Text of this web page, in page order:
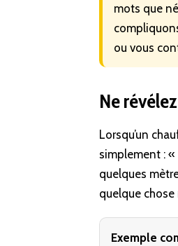
mots que
ou vous
Ne
Lorsqu’un
simplement : «
quelques
quelque chose
Exemple